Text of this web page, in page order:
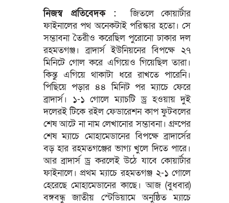
নিজস্ব প্রতিবেদক :জিতলে কোয়ার্টার
ফাইনালের পথ অনেকটাই পরিস্কার হতো। সে
সম্ভাবনা তৈরীও করেছিল পুরোনো ঢাকার দল
রহমতগঞ্জ। ব্রাদার্স ইউনিয়নের বিপক্ষে ২৭
মিনিটে গোল করে এগিয়েও গিয়েছিল তারা।
কিন্তু এগিয়ে থাকাটা ধরে রাখতে পারেনি।
পিছিয়ে পড়ার ৪৪ মিনিট পর ম্যাচে ফেরে
ব্রাদার্স। ১-১ গোলে ম্যাচটি ড্র হওয়ায় দুই
দলেরই টিকে রইল ফেডারেশন কাপ ফুটবলের
শেষ আটে না নাম লেখানোর সম্ভাবনা। গ্রুপের
শেষ ম্যাচে মোহামেডানের বিপক্ষে ব্রাদার্সের
বড় হার রহমতগঞ্জের ভাগ্য খুলে দিতে পারে।
আর ব্রাদার্স ড্র করলেই উঠে যাবে কোয়ার্টার
ফাইনালে। প্রথম ম্যাচে রহমতগঞ্জ ২-১ গোলে
হেরেছে মোহামেডানের কাছে। আজ (বুধবার)
বঙ্গবন্ধু জাতীয় স্টেডিয়ামে অনুষ্ঠিত ম্যাচে